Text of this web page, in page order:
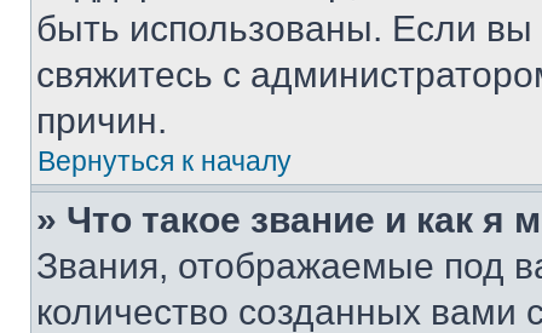
быть использованы. Если
свяжитесь с
причин.
Вернуться к началу
» Что такое звание и как я
Звания, отображаемые под
количество созданных